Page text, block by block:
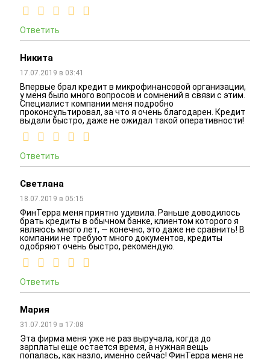
Ответить
Никита
17.07.2019 в 03:41
Впервые брал кредит в микрофинансовой организации,
у меня было много вопросов и сомнений в связи с этим.
Специалист компании меня подробно
проконсультировал, за что я очень благодарен. Кредит
выдали быстро, даже не ожидал такой оперативности!
Ответить
Светлана
18.07.2019 в 05:15
ФинТерра меня приятно удивила. Раньше доводилось
брать кредиты в обычном банке, клиентом которого я
являюсь много лет, — конечно, это даже не сравнить! В
компании не требуют много документов, кредиты
одобряют очень быстро, рекомендую.
Ответить
Мария
31.07.2019 в 17:08
Эта фирма меня уже не раз выручала, когда до
зарплаты еще остается время, а нужная вещь
попалась, как назло, именно сейчас! ФинТерра меня не